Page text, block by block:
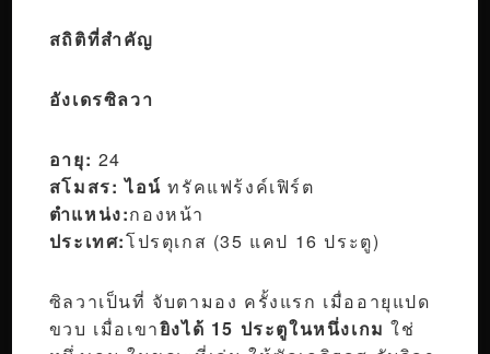
สถิติที่สำคัญ
อังเดรซิลวา
อายุ: 24
สโมสร: ไอน์ ทรัคแฟร้งค์เฟิร์ต
ตำแหน่ง:กองหน้า
ประเทศ:โปรตุเกส (35 แคป 16 ประตู)
ซิลวาเป็นที่ จับตามอง ครั้งแรก เมื่ออายุแปด
ขวบ เมื่อเขายิงได้ 15 ประตูในหนึ่งเกมใช่